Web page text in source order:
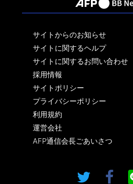
サイトからのお知らせ
サイトに関するヘルプ
サイトに関するお問い合わせ
採用情報
サイトポリシー
プライバシーポリシー
利用規約
運営会社
AFP通信会長ごあいさつ